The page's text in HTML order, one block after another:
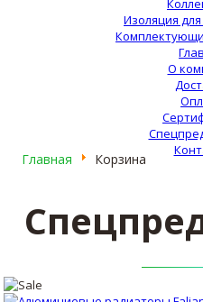
Изоляция
О
Главная Корзина